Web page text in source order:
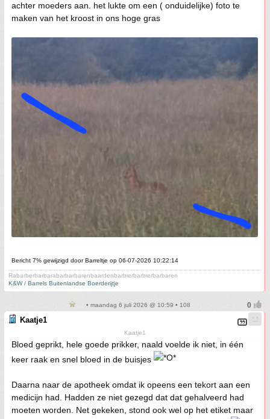
achter moeders aan. het lukte om een ( onduidelijke) foto te
maken van het kroost in ons hoge gras
Bericht 7% gewijzigd door Barreltje op 06-07-2026 10:22:14
Rabarberbarbarabarbarbarenbaardenbarbierbarbierbarbaren
K&W / Barrels Buitenlandse Boerderijtje
• maandag 6 juli 2026 @ 10:59 • 108
Kaatje1
Kaatje1
Bloed geprikt, hele goede prikker, naald voelde ik niet, in één
keer raak en snel bloed in de buisjes
Daarna naar de apotheek omdat ik opeens een tekort aan een
medicijn had. Hadden ze niet gezegd dat dat gehalveerd had
moeten worden. Net gekeken, stond ook wel op het etiket maar